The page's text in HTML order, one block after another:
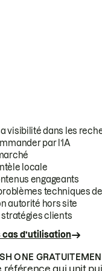
visibilité dans les
par l’IA
locale
engageants
techniques
autorité hors site
stratégies clients
d’utilisation
ONE
qui unit